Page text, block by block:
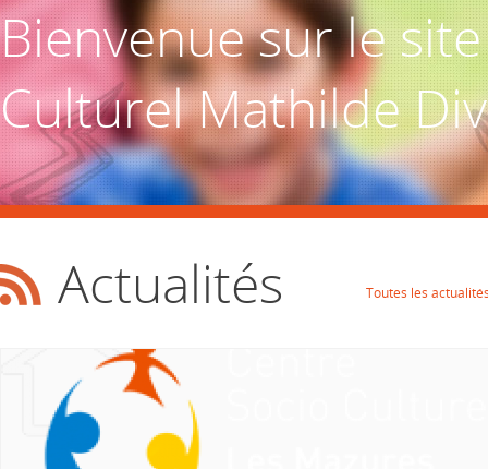
Bienvenue sur le
Culturel Mathilde
Actualités Toutes les